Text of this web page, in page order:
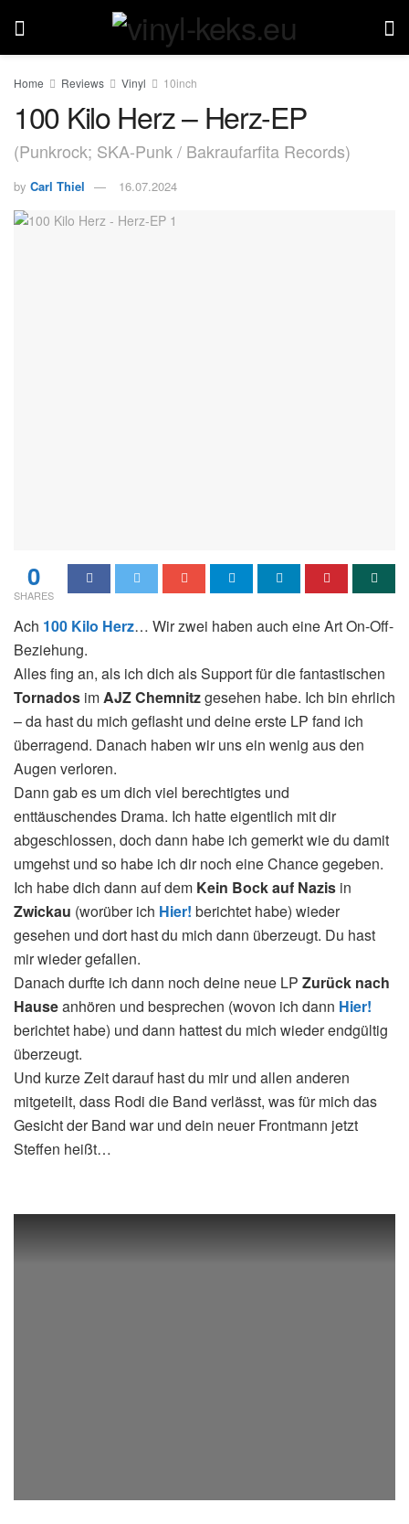
Home Reviews Vinyl 10inch
100 Kilo Herz – Herz-EP
(Punkrock; SKA-Punk / Bakraufarfita Records)
by Carl Thiel 16.07.2024
0
SHARES
Ach 100 Kilo Herz… Wir zwei haben auch eine Art On-Off-
Beziehung.
Alles fing an, als ich dich als Support für die fantastischen
Tornados im AJZ Chemnitzgesehen habe. Ich bin ehrlich
– da hast du mich geflasht und deine erste LP fand ich
überragend. Danach haben wir uns ein wenig aus den
Augen verloren.
Dann gab es um dich viel berechtigtes und
enttäuschendes Drama. Ich hatte eigentlich mit dir
abgeschlossen, doch dann habe ich gemerkt wie du damit
umgehst und so habe ich dir noch eine Chance gegeben.
Ich habe dich dann auf dem Kein Bock auf Nazis in
Zwickau (worüber ich Hier! berichtet habe) wieder
gesehen und dort hast du mich dann überzeugt. Du hast
mir wieder gefallen.
Danach durfte ich dann noch deine neue LP Zurück nach
Hauseanhören und besprechen (wovon ich dann Hier!
berichtet habe) und dann hattest du mich wieder endgültig
überzeugt.
Und kurze Zeit darauf hast du mir und allen anderen
mitgeteilt, dass Rodi die Band verlässt, was für mich das
Gesicht der Band war und dein neuer Frontmann jetzt
Steffen heißt…